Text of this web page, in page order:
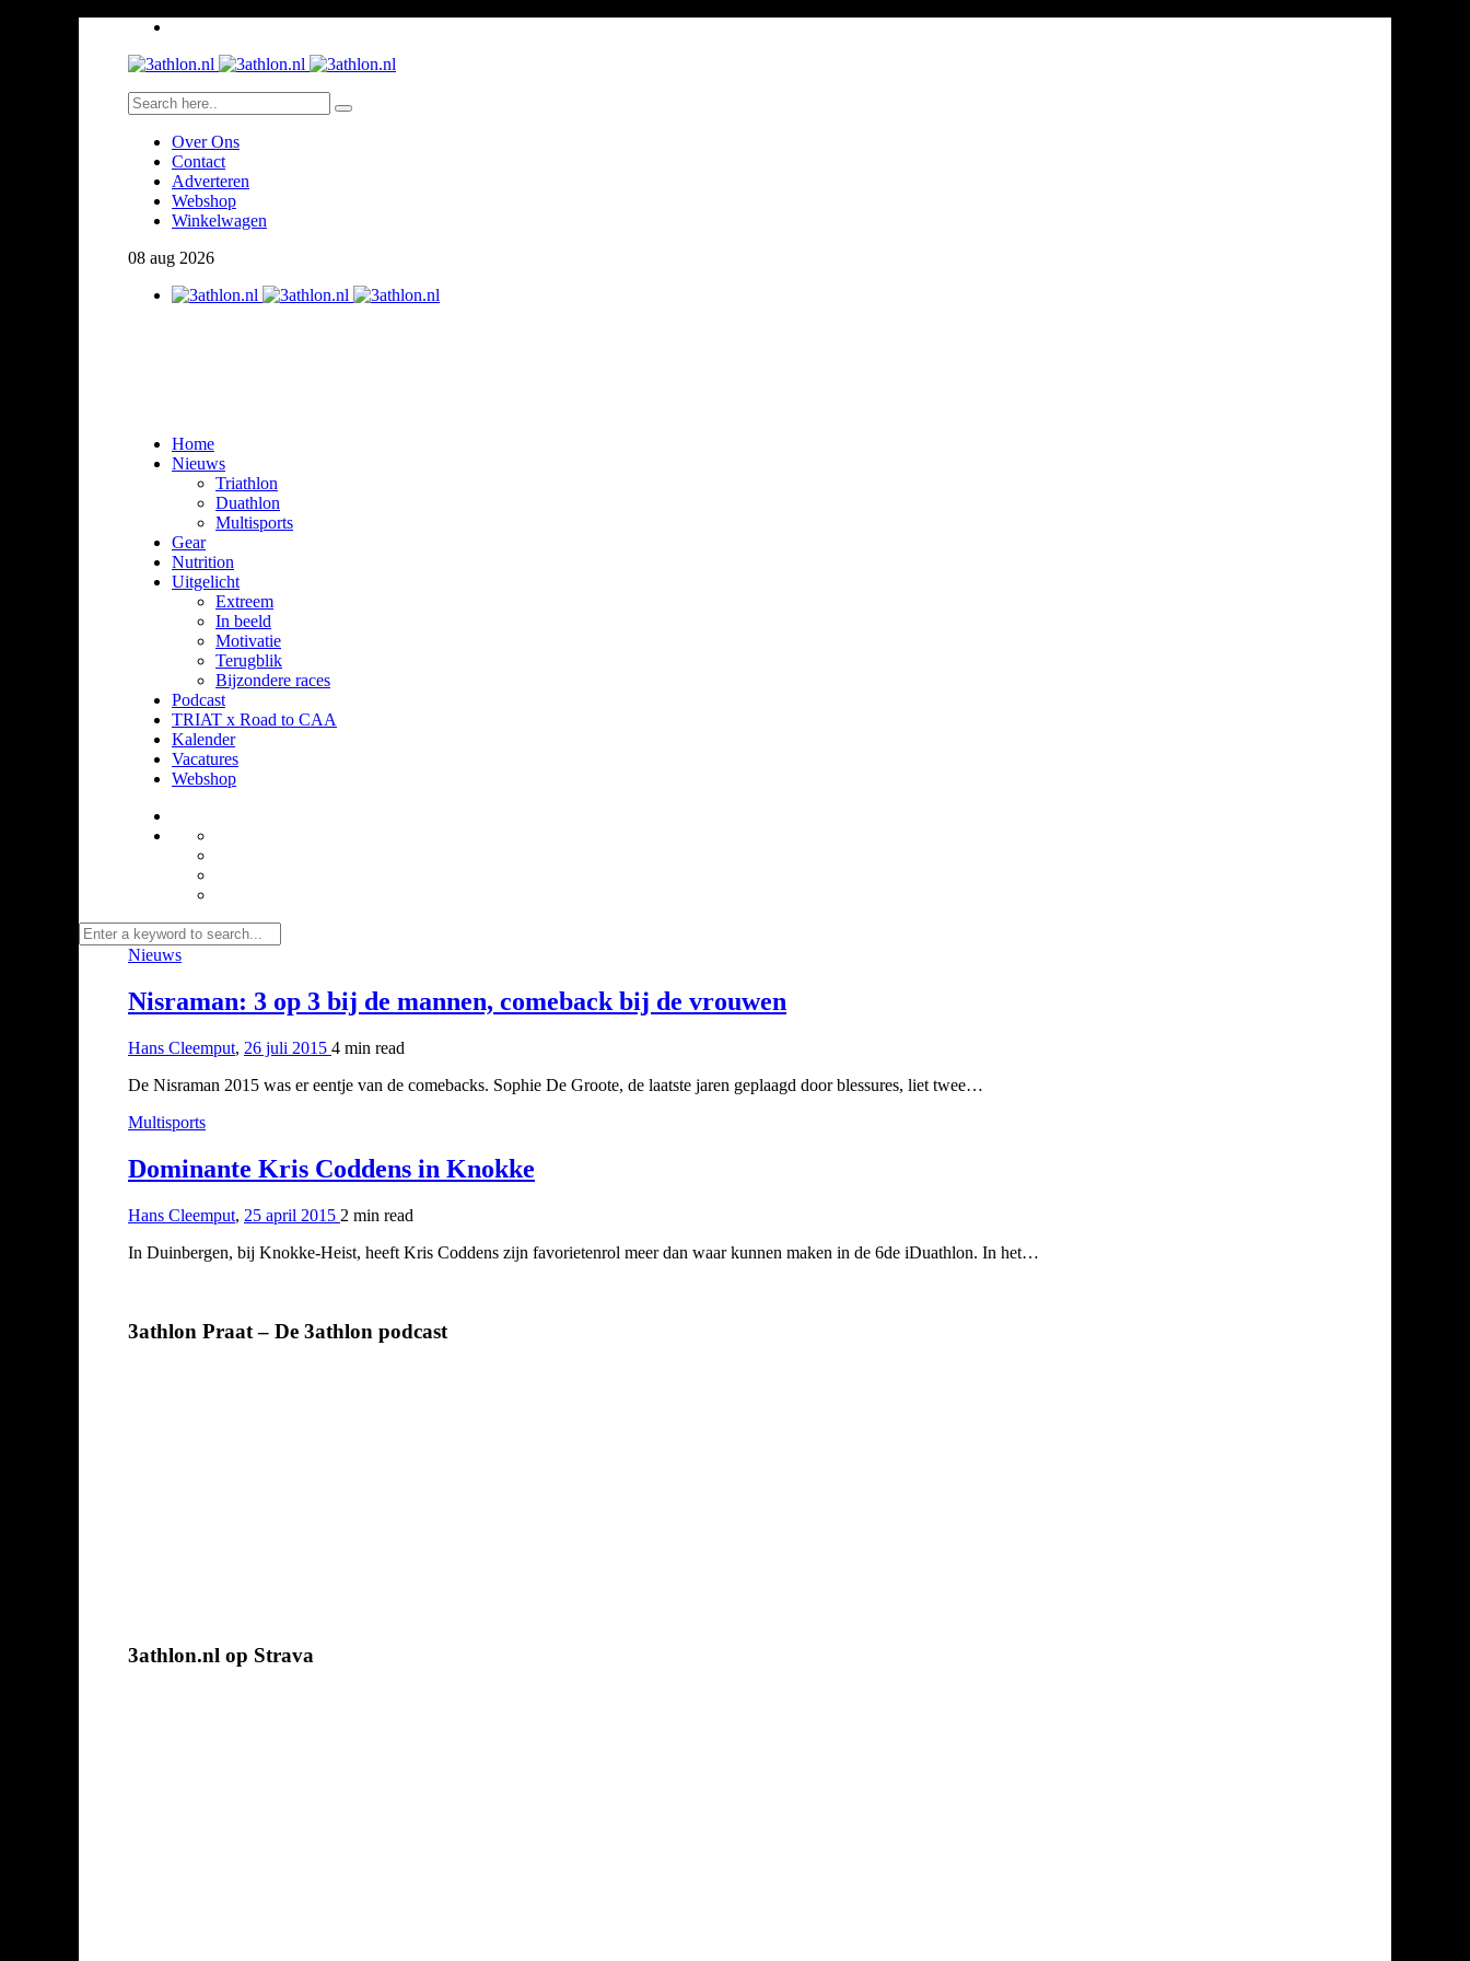
Over Ons
Contact
Adverteren
Webshop
Winkelwagen
08 aug 2026
Home
Nieuws
Triathlon
Duathlon
Multisports
Gear
Nutrition
Uitgelicht
Extreem
In beeld
Motivatie
Terugblik
Bijzondere races
Podcast
TRIAT x Road to CAA
Kalender
Vacatures
Webshop
Nieuws
Nisraman: 3 op 3 bij de mannen, comeback bij de vrouwen
Hans Cleemput, 26 juli 2015 4 min read
De Nisraman 2015 was er eentje van de comebacks. Sophie De Groote, de laatste jaren geplaagd door blessures, liet twee…
Multisports
Dominante Kris Coddens in Knokke
Hans Cleemput, 25 april 2015 2 min read
In Duinbergen, bij Knokke-Heist, heeft Kris Coddens zijn favorietenrol meer dan waar kunnen maken in de 6de iDuathlon. In het…
3athlon Praat – De 3athlon podcast
3athlon.nl op Strava